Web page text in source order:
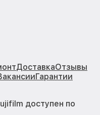
ДоставкаОтзывы
Гарантии
доступен по